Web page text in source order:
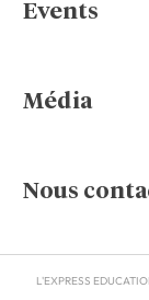
Events
Média
Nous
L'EXPRESS